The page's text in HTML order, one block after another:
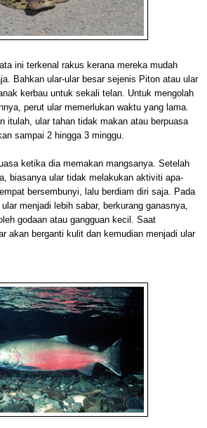
ini terkenal rakus kerana mereka mudah
Bahkan ular-ular besar sejenis Piton atau ular
kerbau untuk sekali telan. Untuk mengolah
perut ular memerlukan waktu yang lama.
itulah, ular tahan tidak makan atau berpuasa
sampai 2 hingga 3 minggu.
ketika dia memakan mangsanya. Setelah
biasanya ular tidak melakukan aktiviti apa-
bersembunyi, lalu berdiam diri saja. Pada
menjadi lebih sabar, berkurang ganasnya,
godaan atau gangguan kecil. Saat
akan berganti kulit dan kemudian menjadi ular